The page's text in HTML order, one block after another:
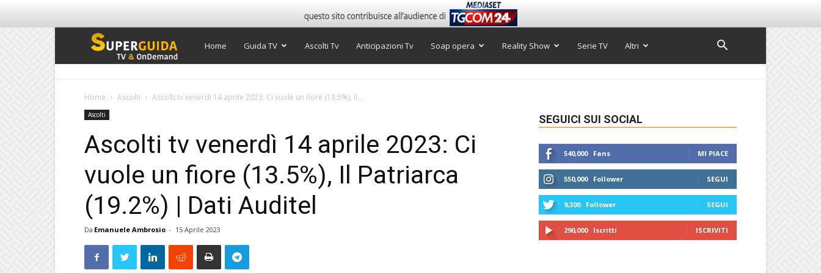
Super
Home Guida TV Ascolti Tv Anticipazioni Tv Soap opera Reality Show Serie TV Altri
Home Ascolti Ascolti tv venerdì 14 aprile 2023: Ci vuole un fiore (13.5%), Il...
Ascolti
Ascolti tv venerdì 14 aprile 2023: Ci
vuole un fiore (13.5%), Il Patriarca
(19.2%) | Dati Auditel
Da Emanuele Ambrosio - 15 Aprile 2023
SEGUICI SUI SOCIAL
540,000 Fans MI PIACE
550,000 Follower SEGUI
9,300 Follower SEGUI
290,000 Iscritti ISCRIVITI